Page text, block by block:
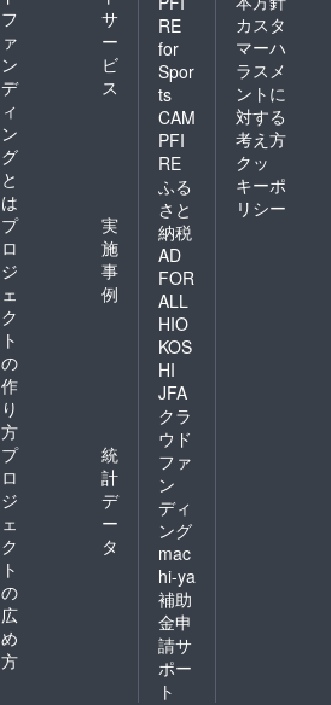
フ
ァ
ン
デ
ィ
ン
グ
と
は
サ
ー
ビ
ス
プ
ロ
ジ
ェ
ク
ト
の
作
り
方
実
施
事
例
プ
ロ
ジ
ェ
ク
ト
の
広
め
方
統
計
デ
ー
タ
RE
for
Spor
ts
CAM
PFI
RE
ふる
さと
納税
AD
FOR
ALL
HIO
KOS
HI
JFA
クラ
ウド
ファ
ン
ディ
ング
mac
hi-ya
補助
金申
請サ
ポー
ト
カスタ
マーハ
ラスメ
ントに
対する
考え方
クッ
キーポ
リシー